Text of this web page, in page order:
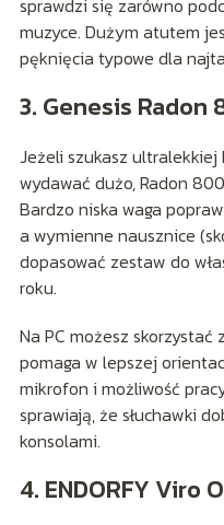
sprawdzi się zarówno
muzyce. Dużym atutem
pęknięcia typowe dla
3. Genesis Radon
Jeżeli szukasz ultralekkiej
wydawać dużo, Radon
Bardzo niska waga
a wymienne nausznice
dopasować zestaw do
roku.
Na PC możesz skorzystać
pomaga w lepszej
mikrofon i możliwość
sprawiają, że słuchawki
konsolami.
4. ENDORFY Viro